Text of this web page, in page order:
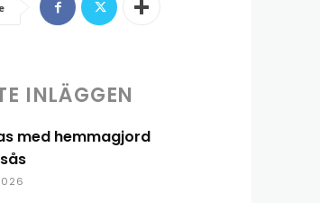
INLÄGGEN
med hemmagjord